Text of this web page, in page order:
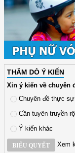
THĂM DÒ Ý KIẾN
Xin ý kiến về chuyên
Chuyên đề thực
Cần tuyên truyền
Ý kiến khác
BIỂU QUYẾT Xem